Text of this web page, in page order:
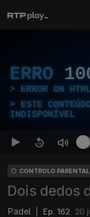
ERRO
ERROR ON
ESTE
INDISPONÍVEL
CONTROLO
Dois dedos
Padel Ep. 162 20